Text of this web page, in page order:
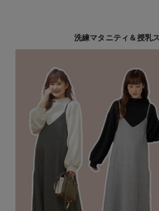
洗練マタニティ＆授乳